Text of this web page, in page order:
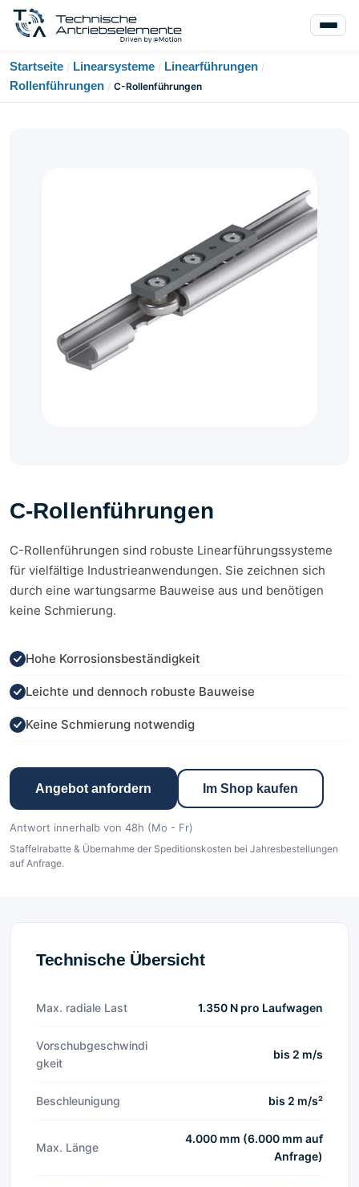
Startseite / Linearsysteme / Linearführungen /
Rollenführungen / C-Rollenführungen
C-Rollenführungen
C-Rollenführungen sind robuste Linearführungssysteme
für vielfältige Industrieanwendungen. Sie zeichnen sich
durch eine wartungsarme Bauweise aus und benötigen
keine Schmierung.
Hohe Korrosionsbeständigkeit
Leichte und dennoch robuste Bauweise
Keine Schmierung notwendig
Angebot anfordern Im Shop kaufen
Antwort innerhalb von 48h (Mo - Fr)
Staffelrabatte & Übernahme der Speditionskosten bei Jahresbestellungen
auf Anfrage.
Technische Übersicht
Max. radiale Last 1.350 N pro Laufwagen
Vorschubgeschwindi
gkeit
bis 2 m/s
Beschleunigung bis 2 m/s²
Max. Länge
4.000 mm (6.000 mm auf
Anfrage)